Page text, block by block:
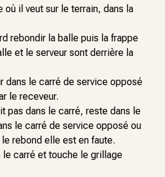
où il veut sur le terrain, dans la
rebondir la balle puis la frappe
et le serveur sont derrière la
dans le carré de service opposé
le receveur.
pas dans le carré, reste dans le
le carré de service opposé ou
le rebond elle est en faute.
le carré et touche le grillage